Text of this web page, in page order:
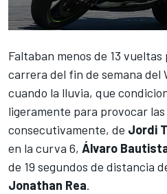
Faltaban menos de 13
carrera del fin de semana del
cuando la lluvia, que
ligeramente para provocar las
consecutivamente, de Jordi
en la curva 6, Álvaro
de 19 segundos de distancia
Jonathan Rea.